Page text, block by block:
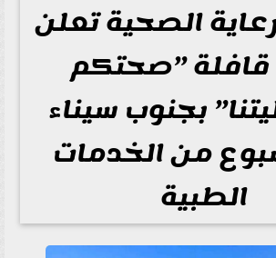
الصحية تعلن
قافلة ”صحتكم
بجنوب سيناء
من الخدمات
الطبية